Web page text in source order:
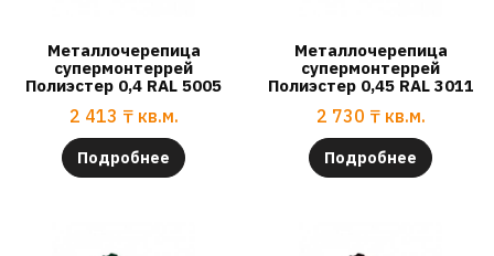
Металлочерепица
супермонтеррей
Полиэстер 0,4 RAL 5005
2 413 ₸ кв.м.
Подробнее
Металлочерепица
супермонтеррей
Полиэстер 0,45 RAL 3011
2 730 ₸ кв.м.
Подробнее